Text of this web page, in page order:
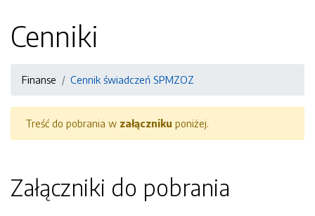
Cenniki
Finanse Cennik świadczeń SPMZOZ
Treść do pobrania w załączniku poniżej.
Załączniki do pobrania